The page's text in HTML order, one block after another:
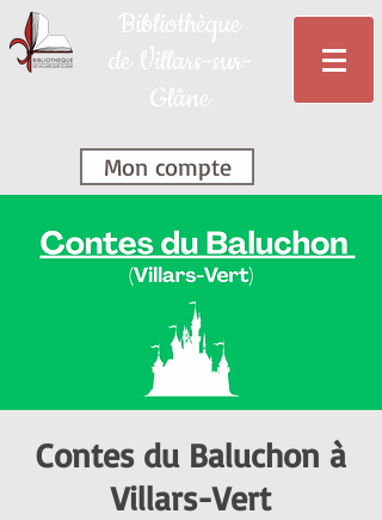
Mon compte
Contes du Baluchon à
Villars-Vert